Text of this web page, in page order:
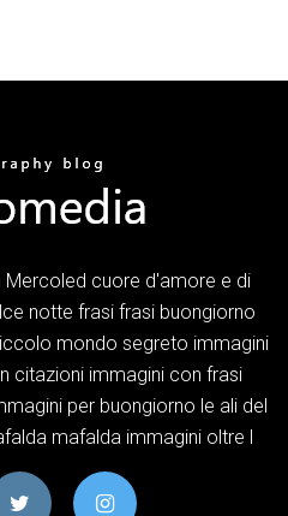
Mercoled cuore d'amore e di
notte frasi frasi buongiorno
mondo segreto immagini
citazioni immagini con frasi
per buongiorno le ali del
mafalda immagini oltre l